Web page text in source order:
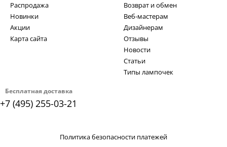
Бесплатная доставка
+7 (495) 255-03-21
Распродажа
Новинки
Акции
Карта сайта
Возврат и обмен
Веб-мастерам
Дизайнерам
Отзывы
Новости
Статьи
Типы лампочек
Политика безопасности платежей